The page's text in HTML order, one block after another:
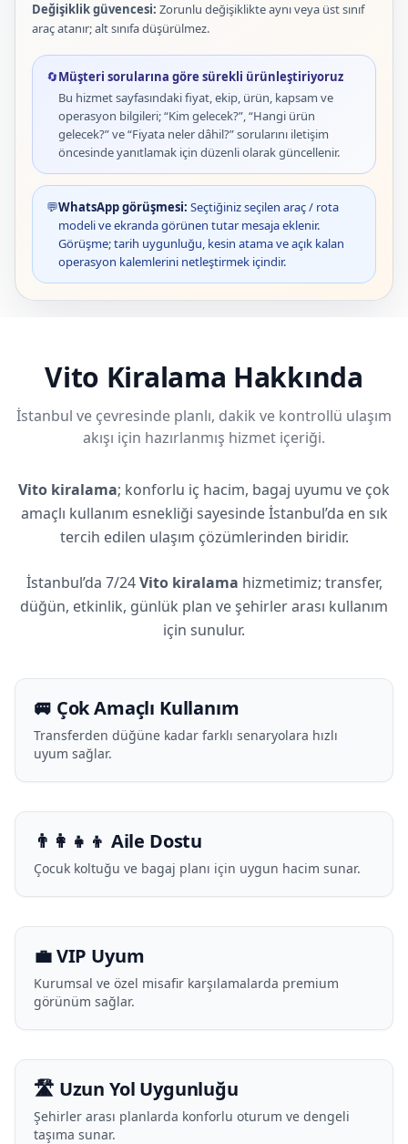
Değişiklik güvencesi: Zorunlu değişiklikte aynı veya üst sınıf
araç atanır; alt sınıfa düşürülmez.
🔄Müşteri sorularına göre sürekli ürünleştiriyoruz
Bu hizmet sayfasındaki fiyat, ekip, ürün, kapsam ve
operasyon bilgileri; “Kim gelecek?”, “Hangi ürün
gelecek?” ve “Fiyata neler dâhil?” sorularını iletişim
öncesinde yanıtlamak için düzenli olarak güncellenir.
💬WhatsApp görüşmesi: Seçtiğiniz seçilen araç / rota
modeli ve ekranda görünen tutar mesaja eklenir.
Görüşme; tarih uygunluğu, kesin atama ve açık kalan
operasyon kalemlerini netleştirmek içindir.
Vito Kiralama Hakkında
İstanbul ve çevresinde planlı, dakik ve kontrollü ulaşım
akışı için hazırlanmış hizmet içeriği.
Vito kiralama; konforlu iç hacim, bagaj uyumu ve çok
amaçlı kullanım esnekliği sayesinde İstanbul’da en sık
tercih edilen ulaşım çözümlerinden biridir.
İstanbul’da 7/24Vito kiralama hizmetimiz; transfer,
düğün, etkinlik, günlük plan ve şehirler arası kullanım
için sunulur.
🚐 Çok Amaçlı Kullanım
Transferden düğüne kadar farklı senaryolara hızlı
uyum sağlar.
👨‍👩‍👧‍👦 Aile Dostu
Çocuk koltuğu ve bagaj planı için uygun hacim sunar.
💼 VIP Uyum
Kurumsal ve özel misafir karşılamalarda premium
görünüm sağlar.
🛣️ Uzun Yol Uygunluğu
Şehirler arası planlarda konforlu oturum ve dengeli
taşıma sunar.